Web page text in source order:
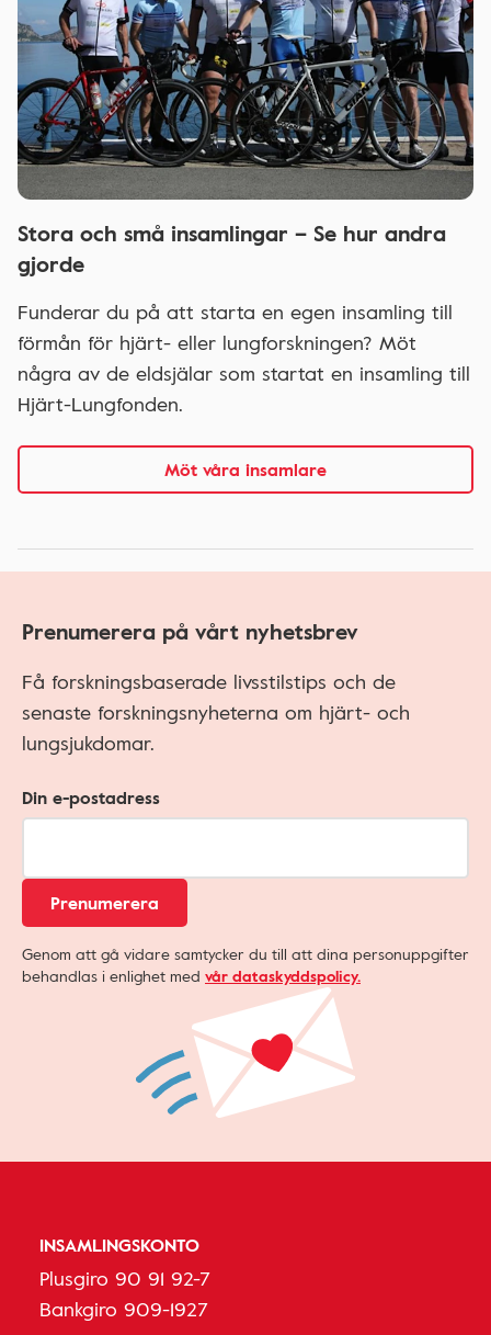
Stora och små insamlingar – Se hur andra
gjorde
Funderar du på att starta en egen insamling till
förmån för hjärt- eller lungforskningen? Möt
några av de eldsjälar som startat en insamling till
Hjärt-Lungfonden.
Möt våra insamlare
Prenumerera på vårt nyhetsbrev
Få forskningsbaserade livsstilstips och de
senaste forskningsnyheterna om hjärt- och
lungsjukdomar.
Din e-postadress
Prenumerera
Genom att gå vidare samtycker du till att dina personuppgifter
behandlas i enlighet med vår dataskyddspolicy.
INSAMLINGSKONTO
Plusgiro 90 91 92-7
Bankgiro 909-1927